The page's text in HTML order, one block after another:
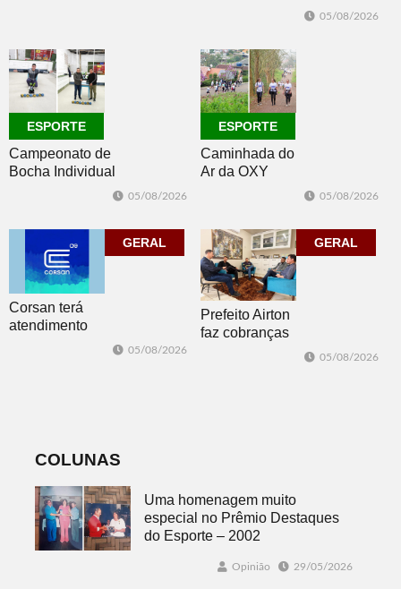
dia 10
05/08/2026
ESPORTE
Campeonato de
Bocha Individual
05/08/2026
ESPORTE
Caminhada do
Ar da OXY
Morro Reuter
05/08/2026
GERAL
Corsan terá
atendimento
05/08/2026
GERAL
Prefeito Airton
faz cobranças
sobre problemas
05/08/2026
COLUNAS
Uma homenagem muito
especial no Prêmio Destaques
do Esporte – 2002
Opinião 29/05/2026